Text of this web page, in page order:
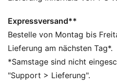
DETAILS
Regular Fit
Spacer-Stoff
Reguläre Länge
Mittlere Bundhöhe
Seitentasche
Expressversand**
Bestelle von Montag bis
Lieferung am nächsten Tag*.
*Samstage sind nicht
"Support > Lieferung".